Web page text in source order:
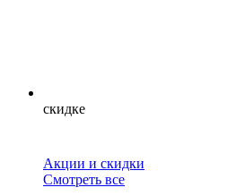
скидке
Акции и скидки
Смотреть все